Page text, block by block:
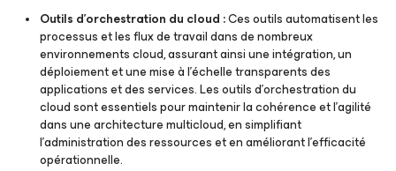
Outils d’orchestration du cloud :Ces outils automatisent les
processus et les flux de travail dans de nombreux
environnements cloud, assurant ainsi une intégration, un
déploiement et une mise à l’échelle transparents des
applications et des services. Les outils d’orchestration du
cloud sont essentiels pour maintenir la cohérence et l’agilité
dans une architecture multicloud, en simplifiant
l’administration des ressources et en améliorant l’efficacité
opérationnelle.